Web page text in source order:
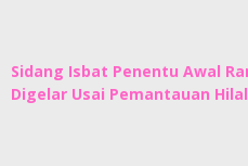
Sidang Isbat Penentu Awal
Digelar Usai Pemantauan